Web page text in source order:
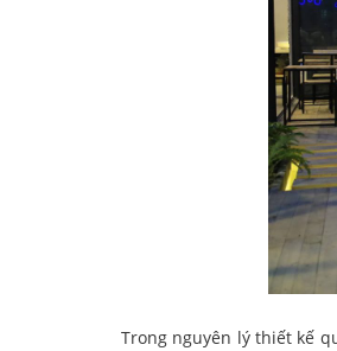
Trong nguyên lý thiết kế